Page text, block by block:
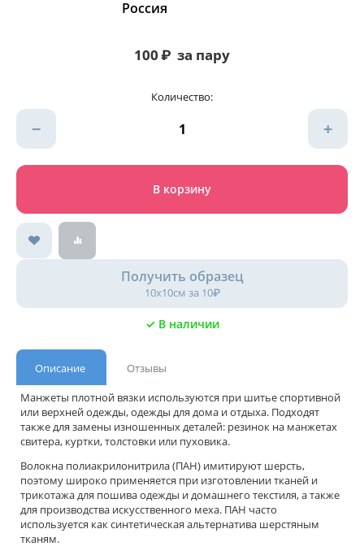
Россия
100₽ за пару
Количество:
+
−
В корзину
Получить образец
10х10см за 10₽
✓ В наличии
Описание
Отзывы
Манжеты плотной вязки используются при шитье спортивной
или верхней одежды, одежды для дома и отдыха. Подходят
также для замены изношенных деталей: резинок на манжетах
свитера, куртки, толстовки или пуховика.
Волокна полиакрилонитрила (ПАН) имитируют шерсть,
поэтому широко применяется при изготовлении тканей и
трикотажа для пошива одежды и домашнего текстиля, а также
для производства искусственного меха. ПАН часто
используется как синтетическая альтернатива шерстяным
тканям.